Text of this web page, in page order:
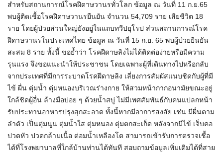
สำหรับสถานการณ์โรคฝีดาษวานรทั่วโลก ข้อมูล ณ วันที่ 11 ก.ย.65
พบผู้ติดเชื้อโรคฝีดาษวานรยืนยัน จำนวน 54,709 ราย เสียชีวิต 18
ราย โดยผู้ป่วยส่วนใหญ่ยังอยู่ในแถบทวีปยุโรป ส่วนสถานการณ์โรค
ฝีดาษวานรในประเทศไทย ข้อมูล ณ วันที่ 15 ก.ย. 65 พบผู้ป่วยยืนยัน
สะสม 8 ราย ทั้งนี้ ขอย้ำว่า โรคฝีดาษลิงไม่ได้ติดต่อง่ายหรือมีความ
รุนแรง จึงขอแนะนำให้ประชาชน โดยเฉพาะผู้ที่เดินทางไปหรือกลับ
จากประเทศที่มีการระบาดโรคฝีดาษลิง เลี่ยงการสัมผัสแนบชิดกับผู้ที่มี
ไข้ ผื่น ตุ่มน้ำ ตุ่มหนองบริเวณร่างกาย ให้สวมหน้ากากอนามัยขณะอยู่
ใกล้ชิดผู้อื่น ล้างมือบ่อย ๆ ด้วยน้ำสบู่ ไม่มีเพศสัมพันธ์กับคนแปลกหน้า
รับประทานอาหารปรุงสุกสะอาด ทั้งนี้หากมีอาการสงสัย เช่น มีผื่นตาม
ลำตัว เป็นตุ่มนูน ตุ่มน้ำใส ตุ่มหนอง ตุ่มตกสะเก็ด หลังจากมีไข้ เจ็บคอ
ปวดหัว ปวดกล้ามเนื้อ ต่อมน้ำเหลืองโต สามารถเข้ารับการตรวจเชื้อ
ได้ที่โรงพยาบาลที่ใกล้บ้านท่านได้ทันที สอบถามข้อมูลเพิ่มเติมได้ที่สาย